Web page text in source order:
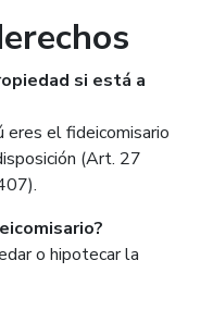
si está a
eres el fideicomisario
(Art. 27
o hipotecar la